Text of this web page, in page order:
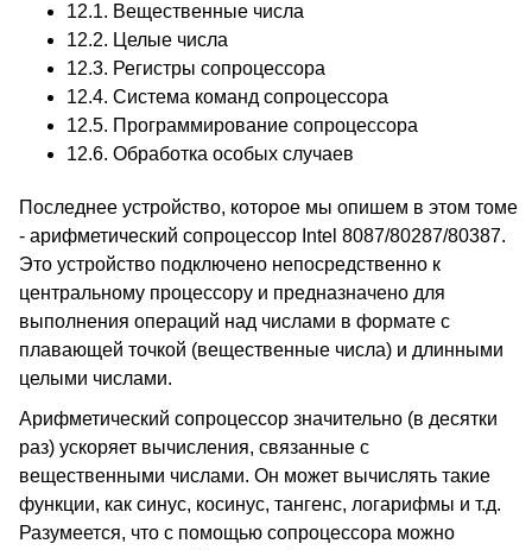
12.1. Вещественные числа
12.2. Целые числа
12.3. Регистры сопроцессора
12.4. Система команд сопроцессора
12.5. Программирование сопроцессора
12.6. Обработка особых случаев
Последнее устройство, которое мы опишем в этом томе
- арифметический сопроцессор Intel 8087/80287/80387.
Это устройство подключено непосредственно к
центральному процессору и предназначено для
выполнения операций над числами в формате с
плавающей точкой (вещественные числа) и длинными
целыми числами.
Арифметический сопроцессор значительно (в десятки
раз) ускоряет вычисления, связанные с
вещественными числами. Он может вычислять такие
функции, как синус, косинус, тангенс, логарифмы и т.д.
Разумеется, что с помощью сопроцессора можно